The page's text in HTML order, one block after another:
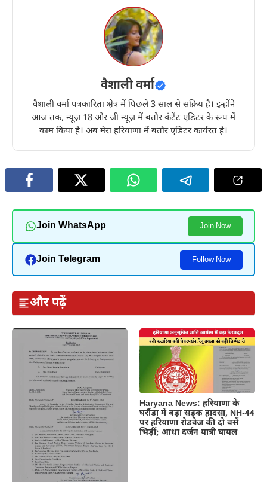
वैशाली वर्मा
वैशाली वर्मा पत्रकारिता क्षेत्र में पिछले 3 साल से सक्रिय है। इन्होंने
आज तक, न्यूज़ 18 और जी न्यूज़ में बतौर कंटेंट एडिटर के रूप में
काम किया है। अब मेरा हरियाणा में बतौर एडिटर कार्यरत है।
Join WhatsApp Join Now
Join Telegram Follow Now
और पढ़ें
Haryana News: हरियाणा के
घरौंडा में बड़ा सड़क हादसा, NH-44
पर हरियाणा रोडवेज की दो बसें
भिड़ीं; आधा दर्जन यात्री घायल